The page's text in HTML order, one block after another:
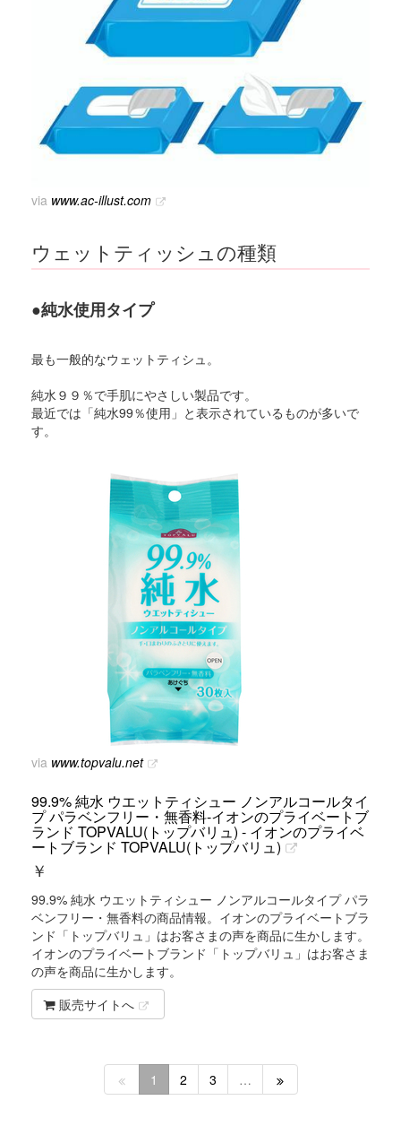
via www.ac-illust.com
ウェットティッシュの種類
●純水使用タイプ
最も一般的なウェットティシュ。
純水９９％で手肌にやさしい製品です。
最近では「純水99％使用」と表示されているものが多いで
す。
via www.topvalu.net
99.9% 純水 ウエットティシュー ノンアルコールタイ
プ パラベンフリー・無香料-イオンのプライベートブ
ランド TOPVALU(トップバリュ) - イオンのプライベ
ートブランド TOPVALU(トップバリュ)
￥
99.9% 純水 ウエットティシュー ノンアルコールタイプ パラ
ベンフリー・無香料の商品情報。イオンのプライベートブラ
ンド「トップバリュ」はお客さまの声を商品に生かします。
イオンのプライベートブランド「トップバリュ」はお客さま
の声を商品に生かします。
販売サイトへ
1 2 3 …